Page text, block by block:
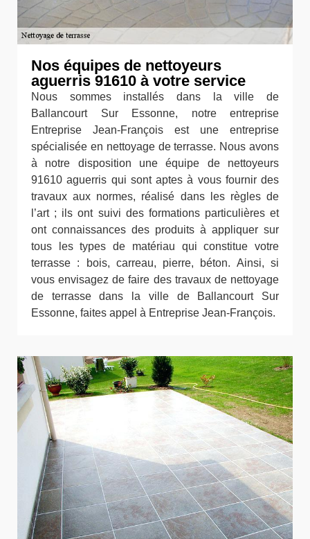
Nos équipes de nettoyeurs
aguerris 91610 à votre service
Nous sommes installés dans la ville de
Ballancourt Sur Essonne, notre entreprise
Entreprise Jean-François est une entreprise
spécialisée en nettoyage de terrasse. Nous avons
à notre disposition une équipe de nettoyeurs
91610 aguerris qui sont aptes à vous fournir des
travaux aux normes, réalisé dans les règles de
l’art ; ils ont suivi des formations particulières et
ont connaissances des produits à appliquer sur
tous les types de matériau qui constitue votre
terrasse : bois, carreau, pierre, béton. Ainsi, si
vous envisagez de faire des travaux de nettoyage
de terrasse dans la ville de Ballancourt Sur
Essonne, faites appel à Entreprise Jean-François.